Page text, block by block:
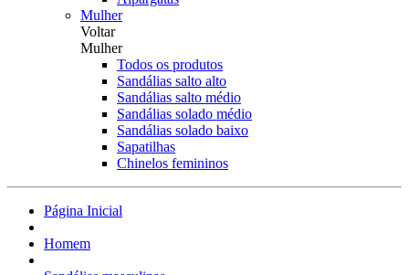
Mulher
Voltar
Mulher
Todos os produtos
Sandálias salto alto
Sandálias salto médio
Sandálias solado médio
Sandálias solado baixo
Sapatilhas
Chinelos femininos
Página Inicial
Homem